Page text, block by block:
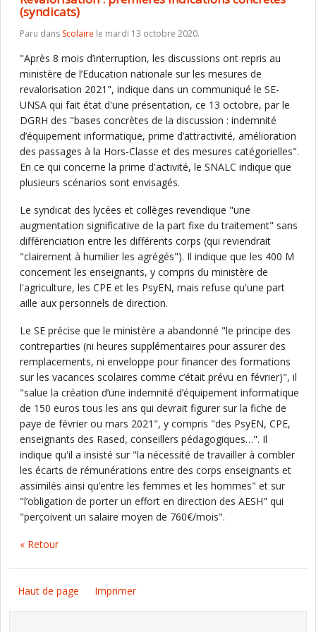
(syndicats)
Paru dans Scolaire le mardi 13 octobre 2020.
"Après 8 mois d’interruption, les discussions ont repris au
ministère de l’Education nationale sur les mesures de
revalorisation 2021", indique dans un communiqué le SE-
UNSA qui fait état d'une présentation, ce 13 octobre, par le
DGRH des "bases concrètes de la discussion : indemnité
d’équipement informatique, prime d’attractivité, amélioration
des passages à la Hors-Classe et des mesures catégorielles".
En ce qui concerne la prime d'activité, le SNALC indique que
plusieurs scénarios sont envisagés.
Le syndicat des lycées et collèges revendique "une
augmentation significative de la part fixe du traitement" sans
différenciation entre les différents corps (qui reviendrait
"clairement à humilier les agrégés"). Il indique que les 400 M
concernent les enseignants, y compris du ministère de
l'agriculture, les CPE et les PsyEN, mais refuse qu'une part
aille aux personnels de direction.
Le SE précise que le ministère a abandonné "le principe des
contreparties (ni heures supplémentaires pour assurer des
remplacements, ni enveloppe pour financer des formations
sur les vacances scolaires comme c’était prévu en février)", il
"salue la création d’une indemnité d’équipement informatique
de 150 euros tous les ans qui devrait figurer sur la fiche de
paye de février ou mars 2021", y compris "des PsyEN, CPE,
enseignants des Rased, conseillers pédagogiques…". Il
indique qu'il a insisté sur "la nécessité de travailler à combler
les écarts de rémunérations entre des corps enseignants et
assimilés ainsi qu’entre les femmes et les hommes" et sur
"l’obligation de porter un effort en direction des AESH" qui
"perçoivent un salaire moyen de 760€/mois".
« Retour
Haut de page Imprimer